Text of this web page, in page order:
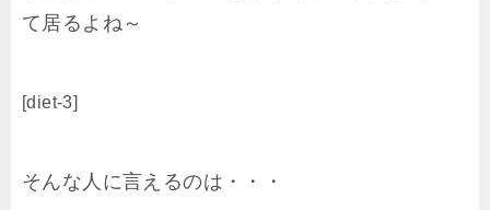
て居るよね～
[diet-3]
そんな人に言えるのは・・・